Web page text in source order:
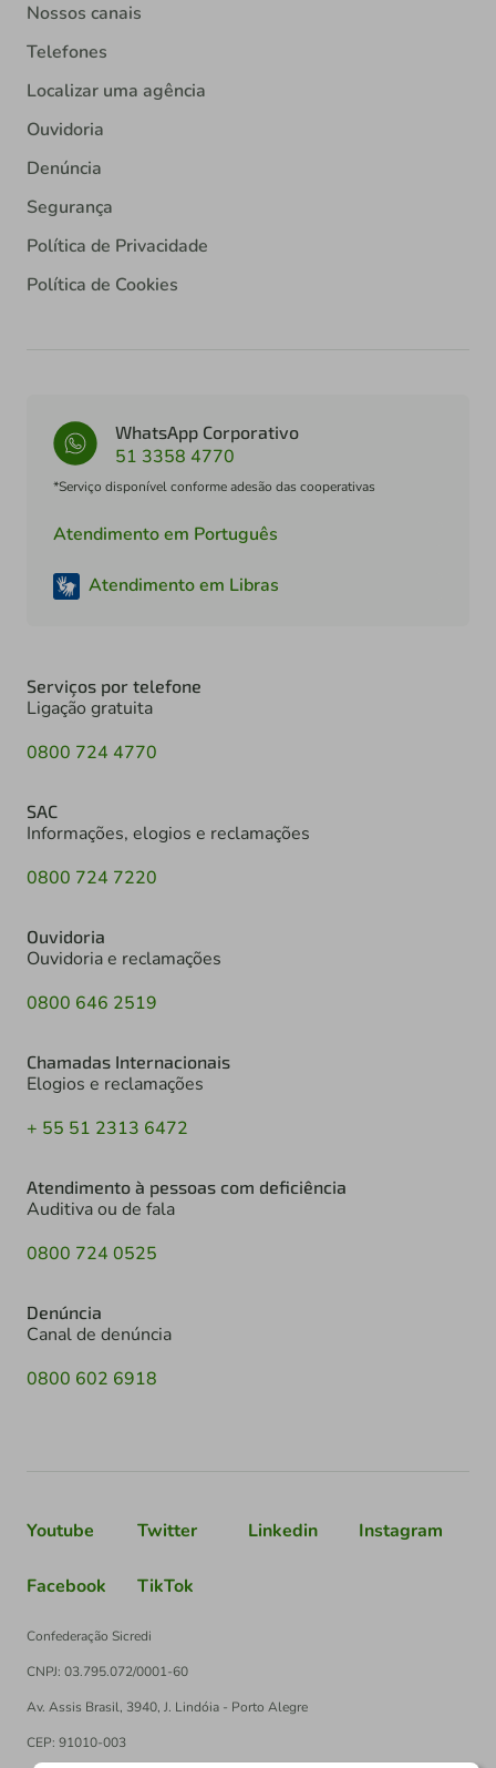
Nossos canais
Telefones
Localizar uma agência
Ouvidoria
Denúncia
Segurança
Política de Privacidade
Política de Cookies
WhatsApp Corporativo
51 3358 4770
*Serviço disponível conforme adesão das cooperativas
Atendimento em Português
Atendimento em Libras
Serviços por telefone
Ligação gratuita
0800 724 4770
SAC
Informações, elogios e reclamações
0800 724 7220
Ouvidoria
Ouvidoria e reclamações
0800 646 2519
Chamadas Internacionais
Elogios e reclamações
+ 55 51 2313 6472
Atendimento à pessoas com deficiência
Auditiva ou de fala
0800 724 0525
Denúncia
Canal de denúncia
0800 602 6918
Youtube Twitter Linkedin Instagram
Facebook TikTok
Confederação Sicredi
CNPJ: 03.795.072/0001-60
Av. Assis Brasil, 3940, J. Lindóia - Porto Alegre
CEP: 91010-003